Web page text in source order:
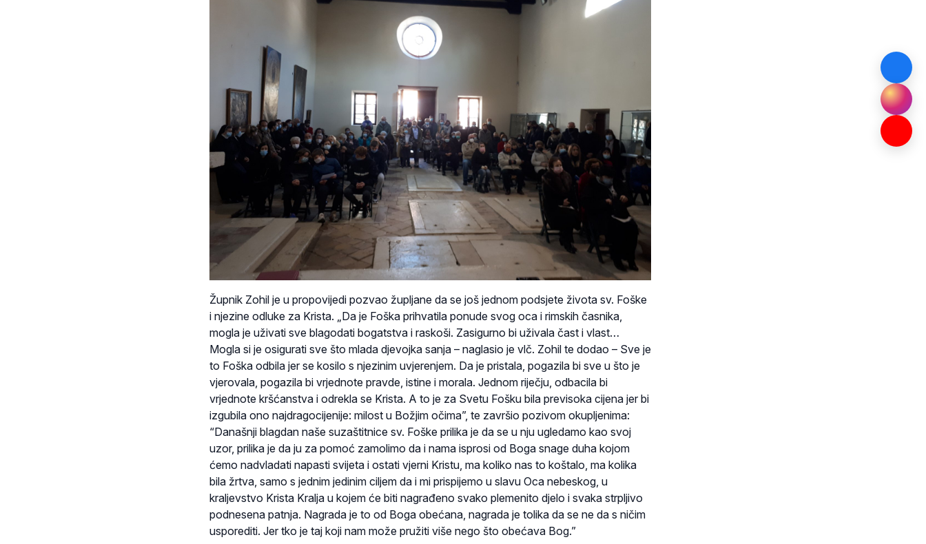
Župnik Zohil je u propovijedi pozvao župljane da se još jednom podsjete života sv. Foške
i njezine odluke za Krista. „Da je Foška prihvatila ponude svog oca i rimskih časnika,
mogla je uživati sve blagodati bogatstva i raskoši. Zasigurno bi uživala čast i vlast…
Mogla si je osigurati sve što mlada djevojka sanja – naglasio je vlč. Zohil te dodao – Sve je
to Foška odbila jer se kosilo s njezinim uvjerenjem. Da je pristala, pogazila bi sve u što je
vjerovala, pogazila bi vrjednote pravde, istine i morala. Jednom riječju, odbacila bi
vrjednote kršćanstva i odrekla se Krista. A to je za Svetu Fošku bila previsoka cijena jer bi
izgubila ono najdragocijenije: milost u Božjim očima”, te završio pozivom okupljenima:
“Današnji blagdan naše suzaštitnice sv. Foške prilika je da se u nju ugledamo kao svoj
uzor, prilika je da ju za pomoć zamolimo da i nama isprosi od Boga snage duha kojom
ćemo nadvladati napasti svijeta i ostati vjerni Kristu, ma koliko nas to koštalo, ma kolika
bila žrtva, samo s jednim jedinim ciljem da i mi prispijemo u slavu Oca nebeskog, u
kraljevstvo Krista Kralja u kojem će biti nagrađeno svako plemenito djelo i svaka strpljivo
podnesena patnja. Nagrada je to od Boga obećana, nagrada je tolika da se ne da s ničim
usporediti. Jer tko je taj koji nam može pružiti više nego što obećava Bog.”